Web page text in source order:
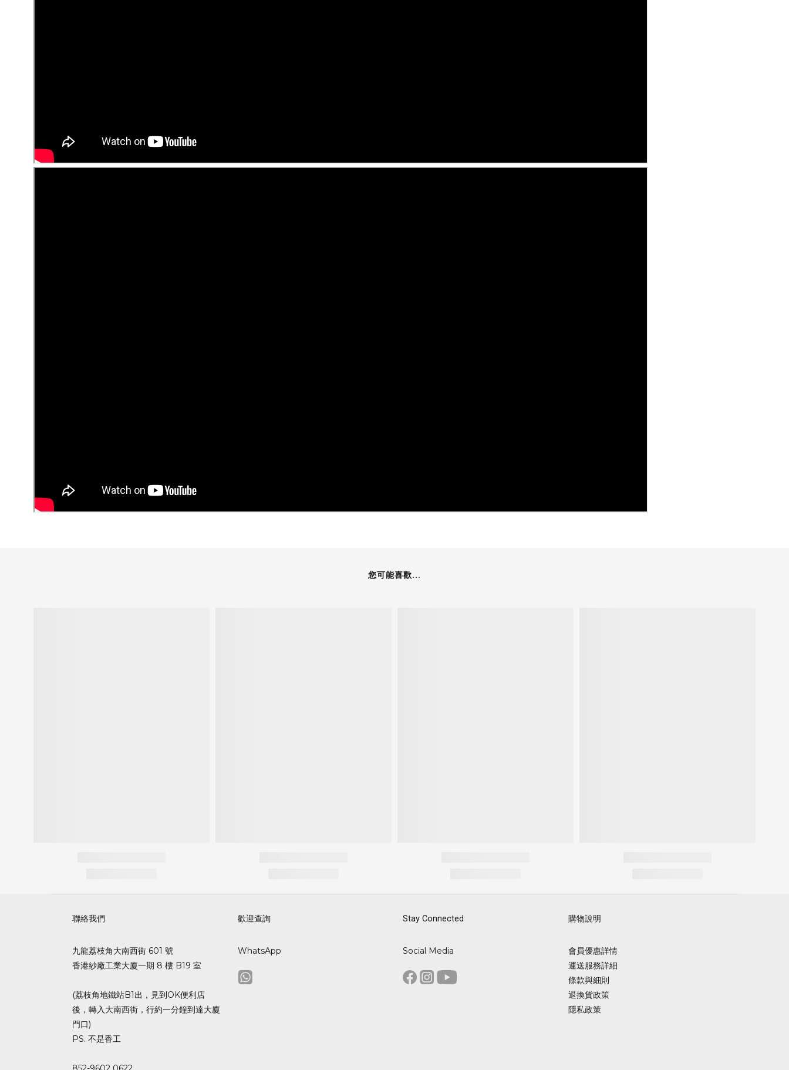
您可能喜歡...
聯絡我們
九龍荔枝角大南西街 601 號
香港紗廠工業大廈一期 8 樓 B19 室
(荔枝角地鐵站B1出，見到OK便利店
後，轉入大南西街，行約一分鐘到達大廈
門口)
PS. 不是香工
歡迎查詢
WhatsApp
Stay Connected
Social Media
購物說明
會員優惠詳情
運送服務詳細
條款與細則
退換貨政策
隱私政策